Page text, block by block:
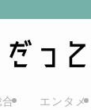
合 エンタメ